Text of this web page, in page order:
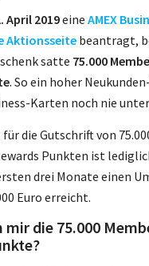
April 2019eine AMEX
Aktionsseitebeantragt,
satte 75.000
. So ein hoher
Karten noch nie
die Gutschrift von
Punkten ist
drei Monate einen
Euro erreicht.
mir die 75.000